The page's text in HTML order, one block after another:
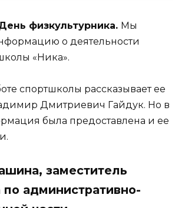
физкультурника. Мы
о деятельности
«Ника».
спортшколы рассказывает ее
Дмитриевич Гайдук. Но в
была предоставлена и ее
заместитель
по административно-